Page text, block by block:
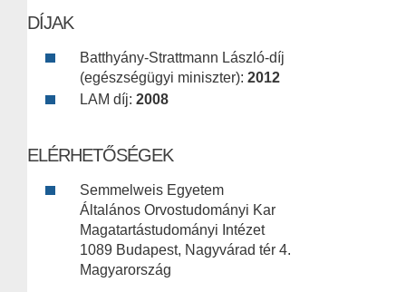
DÍJAK
Batthyány-Strattmann László-díj
(egészségügyi miniszter): 2012
LAM díj: 2008
ELÉRHETŐSÉGEK
Semmelweis Egyetem
Általános Orvostudományi Kar
Magatartástudományi Intézet
1089 Budapest, Nagyvárad tér 4.
Magyarország